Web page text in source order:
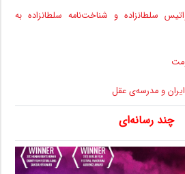
سلطانزاده و شناخت‌نامه سلطانزاده به
ایران و مدرسه‌ی عقل
چند رسانه‌ای